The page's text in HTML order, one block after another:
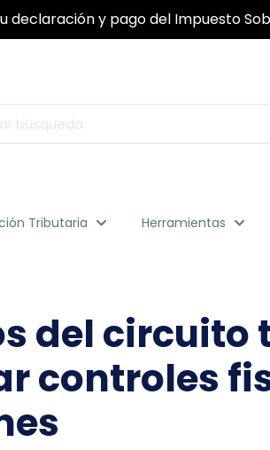
Avanzada, seguridad y fiabilidad
Tributaria Herramientas
del
controles